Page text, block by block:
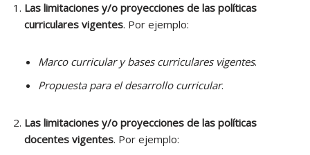
Las limitaciones y/o proyecciones de las políticas
curriculares vigentes. Por ejemplo:
Marco curricular y bases curriculares vigentes.
Propuesta para el desarrollo curricular.
Las limitaciones y/o proyecciones de las políticas
docentes vigentes. Por ejemplo: